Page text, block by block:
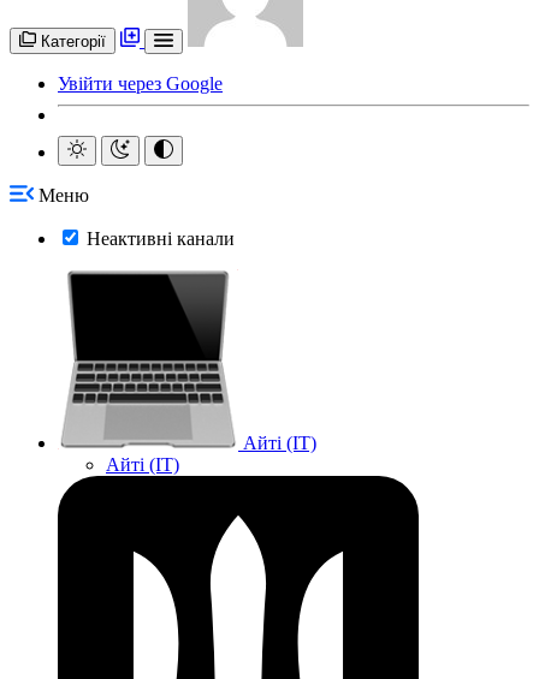
Категорії
Увійти через Google
Меню
Неактивні канали
Айті (IT)
Айті (IT)